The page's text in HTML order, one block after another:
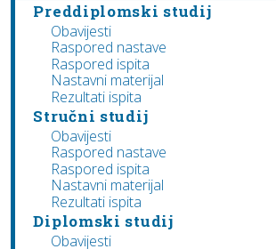
Preddiplomski studij
Obavijesti
Raspored nastave
Raspored ispita
Nastavni materijal
Rezultati ispita
Stručni studij
Obavijesti
Raspored nastave
Raspored ispita
Nastavni materijal
Rezultati ispita
Diplomski studij
Obavijesti